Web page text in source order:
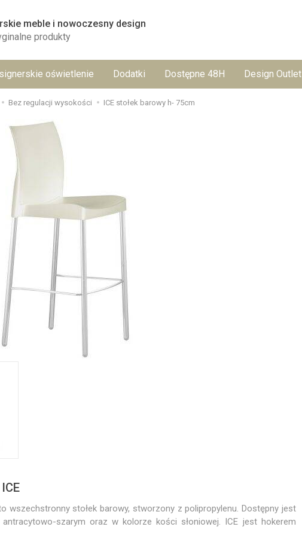
meble i nowoczesny design
produkty
oświetlenie Dodatki Dostępne 48H Design Outlet
Bez regulacji wysokości ICE stołek barowy h- 75cm
wszechstronny stołek barowy, stworzony z polipropylenu. Dostępny jest
szarym oraz w kolorze kości słoniowej. ICE jest hokerem